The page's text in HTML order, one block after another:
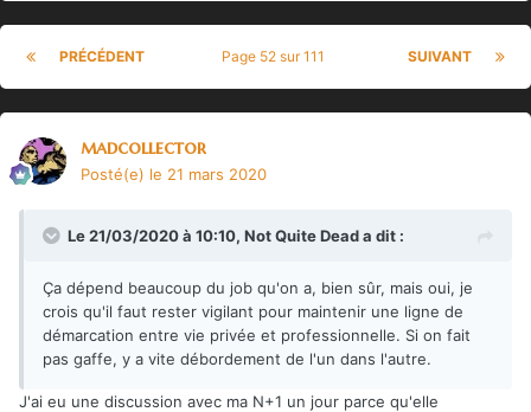
PRÉCÉDENT SUIVANT
Page 52 sur 111
madcollector
Posté(e) le 21 mars 2020
Le 21/03/2020 à 10:10, Not Quite Deada dit :
Ça dépend beaucoup du job qu'on a, bien sûr, mais oui, je
crois qu'il faut rester vigilant pour maintenir une ligne de
démarcation entre vie privée et professionnelle. Si on fait
pas gaffe, y a vite débordement de l'un dans l'autre.
J'ai eu une discussion avec ma N+1 un jour parce qu'elle